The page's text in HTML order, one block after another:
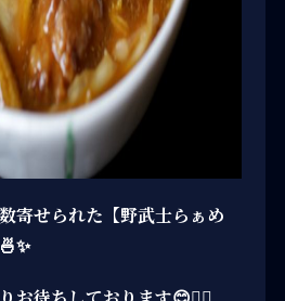
寄せられた【野武士らぁめ